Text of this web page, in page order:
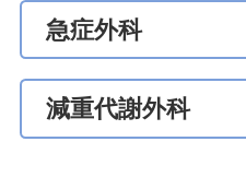
急症外科
減重代謝外科